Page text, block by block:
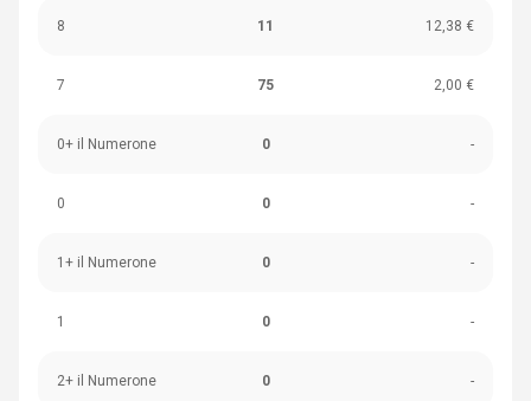
8 11 12,38 €
7 75 2,00 €
0+ il Numerone 0 -
0 0 -
1+ il Numerone 0 -
1 0 -
2+ il Numerone 0 -